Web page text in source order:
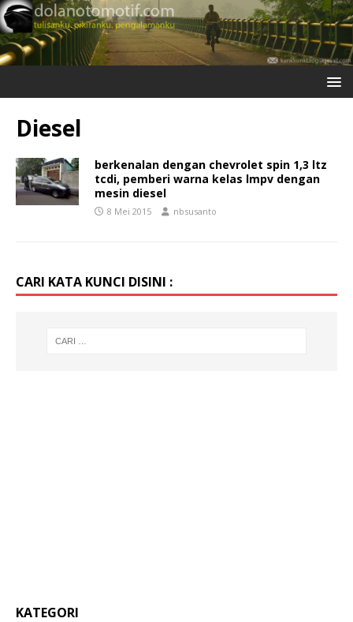
Diesel
berkenalan dengan chevrolet spin 1,3 ltz
tcdi, pemberi warna kelas lmpv dengan
mesin diesel
8 Mei 2015 nbsusanto
CARI KATA KUNCI DISINI :
KATEGORI